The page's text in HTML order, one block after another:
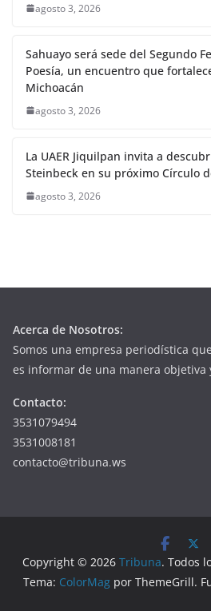
agosto 3, 2026
Sahuayo será sede del Segundo
Poesía, un encuentro que
Michoacán
agosto 3, 2026
La UAER Jiquilpan invita a
Steinbeck en su próximo Círculo
agosto 3, 2026
Acerca de Nosotros:
Somos una empresa periodística
es informar de una manera objetiva
Contacto:
3531079494
3531008181
contacto@tribuna.ws
Copyright © 2026 Tribuna. Todos
Tema: ColorMagpor ThemeGrill.